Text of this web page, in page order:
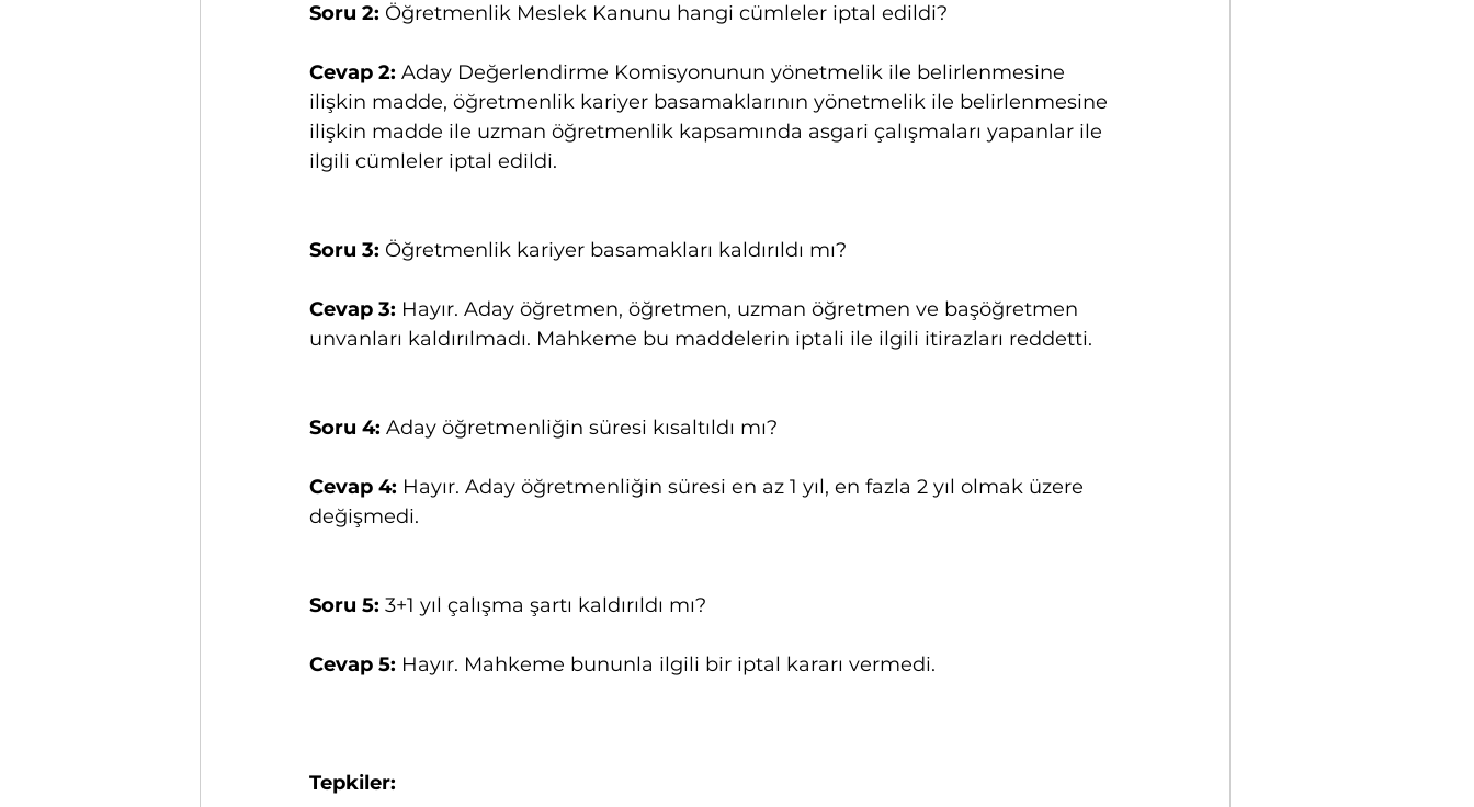
Soru 2: Öğretmenlik Meslek Kanunu hangi cümleler iptal edildi?
Cevap 2: Aday Değerlendirme Komisyonunun yönetmelik ile belirlenmesine
ilişkin madde, öğretmenlik kariyer basamaklarının yönetmelik ile belirlenmesine
ilişkin madde ile uzman öğretmenlik kapsamında asgari çalışmaları yapanlar ile
ilgili cümleler iptal edildi.
Soru 3: Öğretmenlik kariyer basamakları kaldırıldı mı?
Cevap 3: Hayır. Aday öğretmen, öğretmen, uzman öğretmen ve başöğretmen
unvanları kaldırılmadı. Mahkeme bu maddelerin iptali ile ilgili itirazları reddetti.
Soru 4: Aday öğretmenliğin süresi kısaltıldı mı?
Cevap 4: Hayır. Aday öğretmenliğin süresi en az 1 yıl, en fazla 2 yıl olmak üzere
değişmedi.
Soru 5: 3+1 yıl çalışma şartı kaldırıldı mı?
Cevap 5: Hayır. Mahkeme bununla ilgili bir iptal kararı vermedi.
Tepkiler: